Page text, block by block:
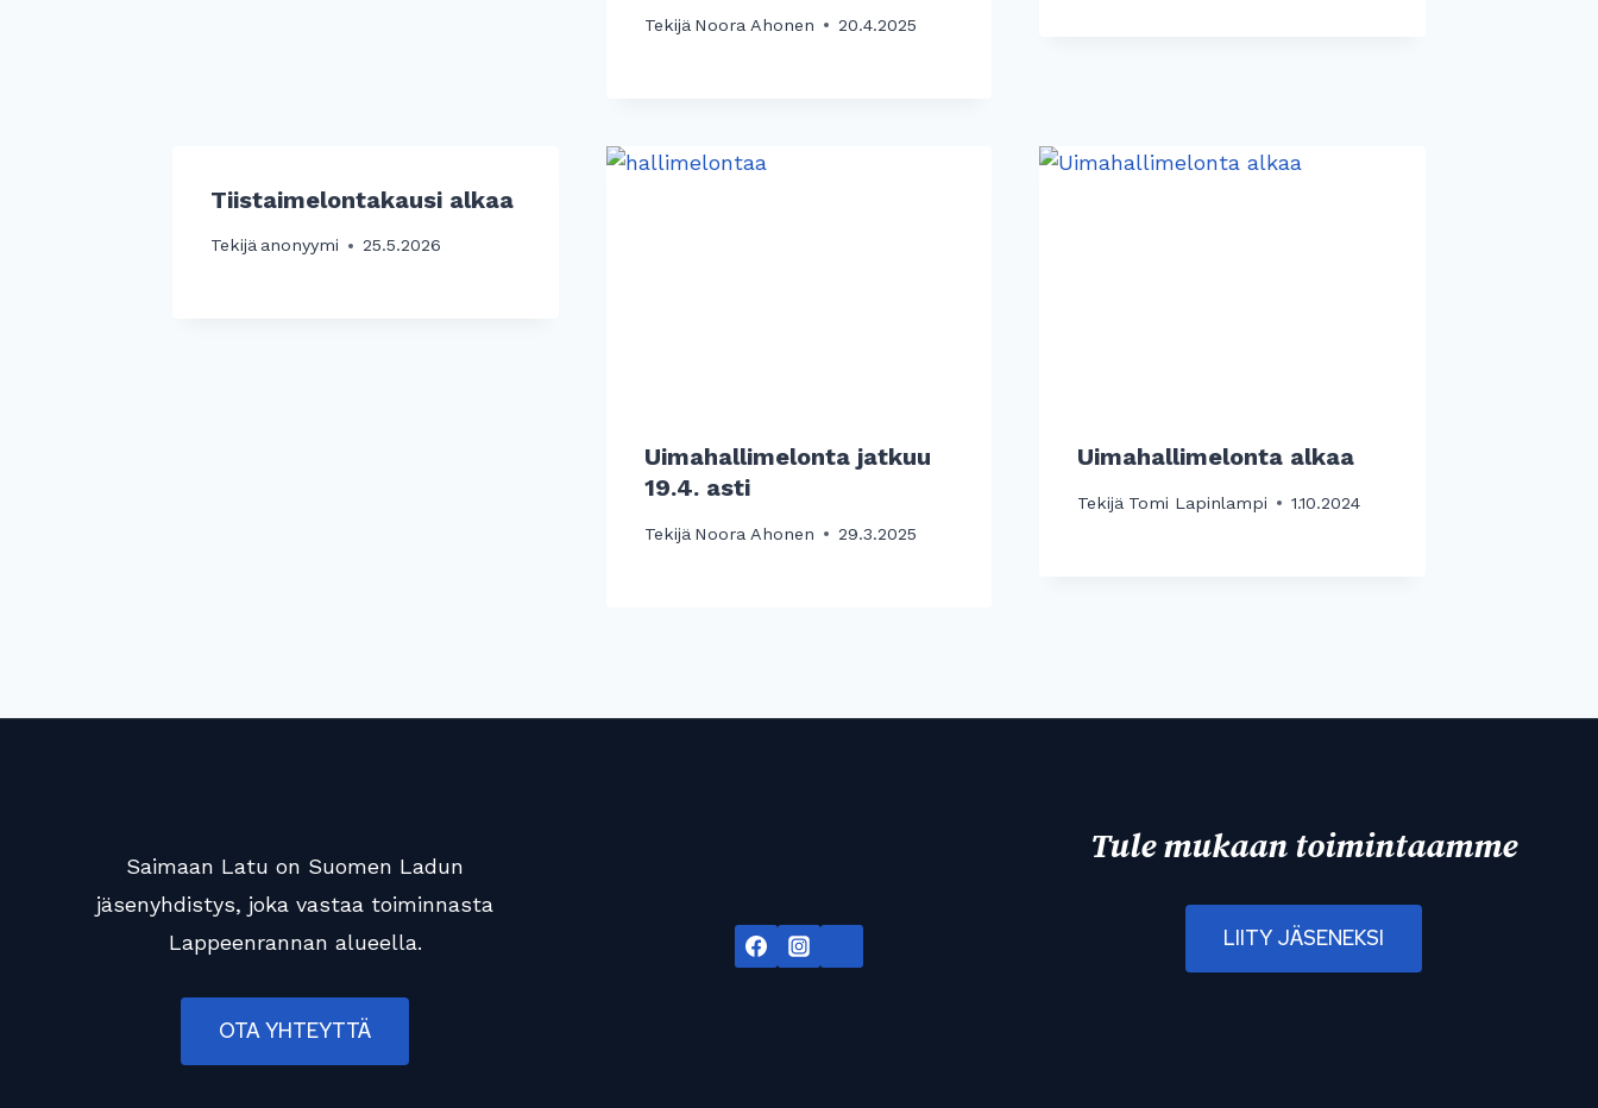
Tekijä Noora Ahonen 20.4.2025
Tiistaimelontakausi alkaa
Tekijä anonyymi 25.5.2026
Uimahallimelonta jatkuu
19.4. asti
Tekijä Noora Ahonen 29.3.2025
Uimahallimelonta alkaa
Tekijä Tomi Lapinlampi 1.10.2024
Saimaan Latu on Suomen Ladun
jäsenyhdistys, joka vastaa toiminnasta
Lappeenrannan alueella.
OTA YHTEYTTÄ
Tule mukaan toimintaamme
LIITY JÄSENEKSI